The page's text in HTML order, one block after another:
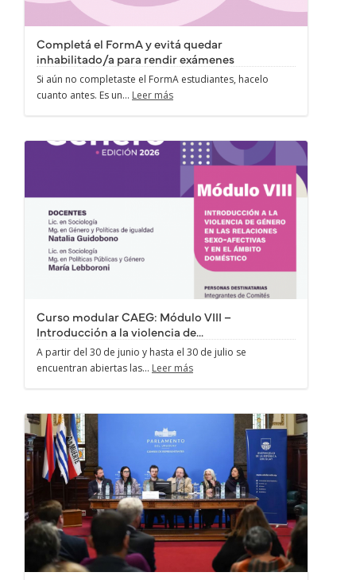
Completá el FormA y evitá quedar
inhabilitado/a para rendir exámenes
Si aún no completaste el FormA estudiantes, hacelo
cuanto antes. Es un... Leer más
Curso modular CAEG: Módulo VIII –
Introducción a la violencia de...
A partir del 30 de junio y hasta el 30 de julio se
encuentran abiertas las... Leer más